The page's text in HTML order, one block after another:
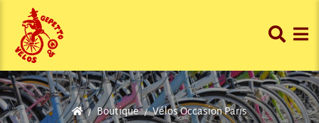
Boutique Vélos Occasion Paris